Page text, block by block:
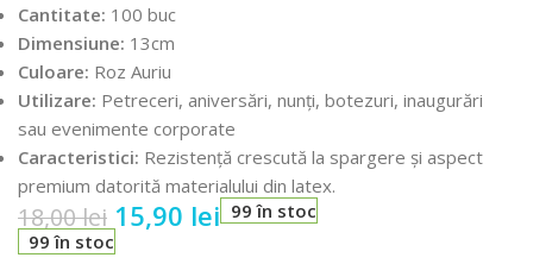
Cantitate: 100 buc
Dimensiune: 13cm
Culoare: Roz Auriu
Utilizare: Petreceri, aniversări, nunți, botezuri, inaugurări
sau evenimente corporate
Caracteristici: Rezistență crescută la spargere și aspect
premium datorită materialului din latex.
18,00lei 15,90 lei 99 în stoc
99 în stoc